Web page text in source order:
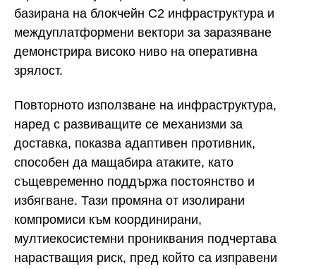
базирана на блокчейн C2 инфраструктура и
междуплатформени вектори за заразяване
демонстрира високо ниво на оперативна
зрялост.
Повторното използване на инфраструктура,
наред с развиващите се механизми за
доставка, показва адаптивен противник,
способен да мащабира атаките, като
същевременно поддържа постоянство и
избягване. Тази промяна от изолирани
компромиси към координирани,
мултиекосистемни прониквания подчертава
нарастващия риск, пред който са изправени